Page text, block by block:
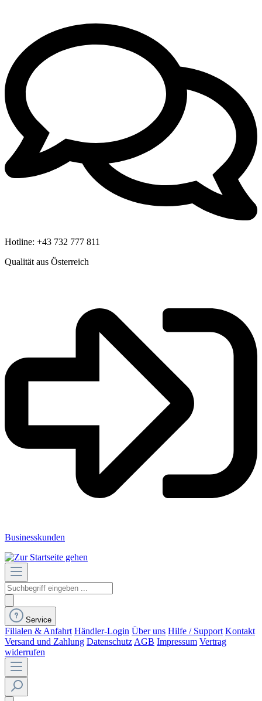
Hotline: +43 732 777 811
Qualität aus Österreich
Businesskunden
Service
Filialen & Anfahrt Händler-Login Über uns Hilfe / Support Kontakt
Versand und Zahlung Datenschutz AGB Impressum Vertrag
widerrufen